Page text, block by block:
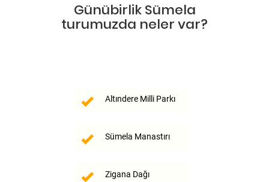
Günübirlik Sümela
turumuzda neler var?
Altındere Milli Parkı
Sümela Manastırı
Zigana Dağı